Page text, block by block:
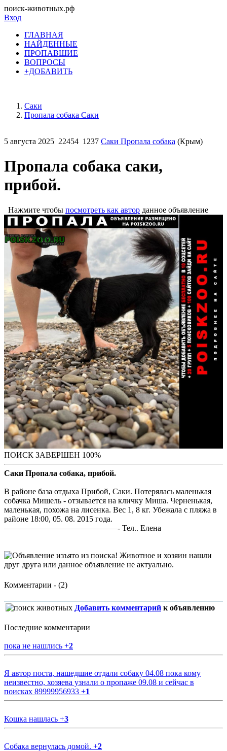
поиск-животных.рф
Вход
ГЛАВНАЯ
НАЙДЕННЫЕ
ПРОПАВШИЕ
ВОПРОСЫ
+ДОБАВИТЬ
Саки
Пропала собака Саки
5 августа 2025 22454 1237 Саки Пропала собака (Крым)
Пропала собака саки,
прибой.
Нажмите чтобы посмотреть как автор данное объявление
ПОИСК ЗАВЕРШЕН 100%
Саки Пропала собака, прибой.
В районе база отдыха Прибой, Саки. Потерялась маленькая
собачка Мишель - отзывается на кличку Миша. Черненькая,
маленькая, похожа на лисенка. Вес 1, 8 кг. Убежала с пляжа в
районе 18:00, 05. 08. 2015 года.
——————————————- Тел.. Елена
Комментарии - (2)
Добавить комментарий к объявлению
Последние комментарии
пока не нашлись +2
Я автор поста, нашедшие отдали собаку 04.08 пока кому
неизвестно, хозяева узнали о пропаже 09.08 и сейчас в
поисках 89999956933 +1
Кошка нашлась +3
Собака вернулась домой. +2